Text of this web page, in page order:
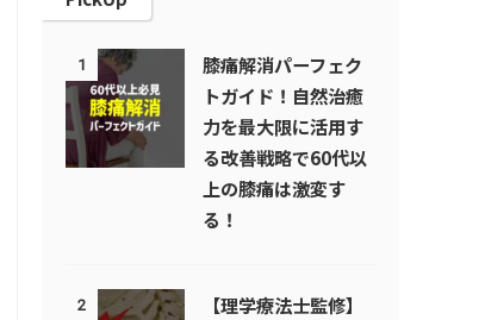
1
膝痛解消パーフェク
トガイド！自然治癒
力を最大限に活用す
る改善戦略で60代以
上の膝痛は激変す
る！
2
【理学療法士監修】